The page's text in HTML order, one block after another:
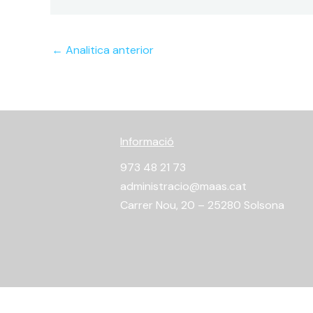
← Analitica anterior
Informació
973 48 21 73
administracio@maas.cat
Carrer Nou, 20 – 25280 Solsona